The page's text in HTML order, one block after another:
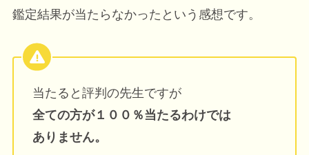
鑑定結果が当たらなかったという感想です。
当たると評判の先生ですが
全ての方が１００％当たるわけでは
ありません。